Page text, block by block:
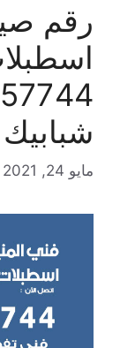
رقم
مايو 24, 2021